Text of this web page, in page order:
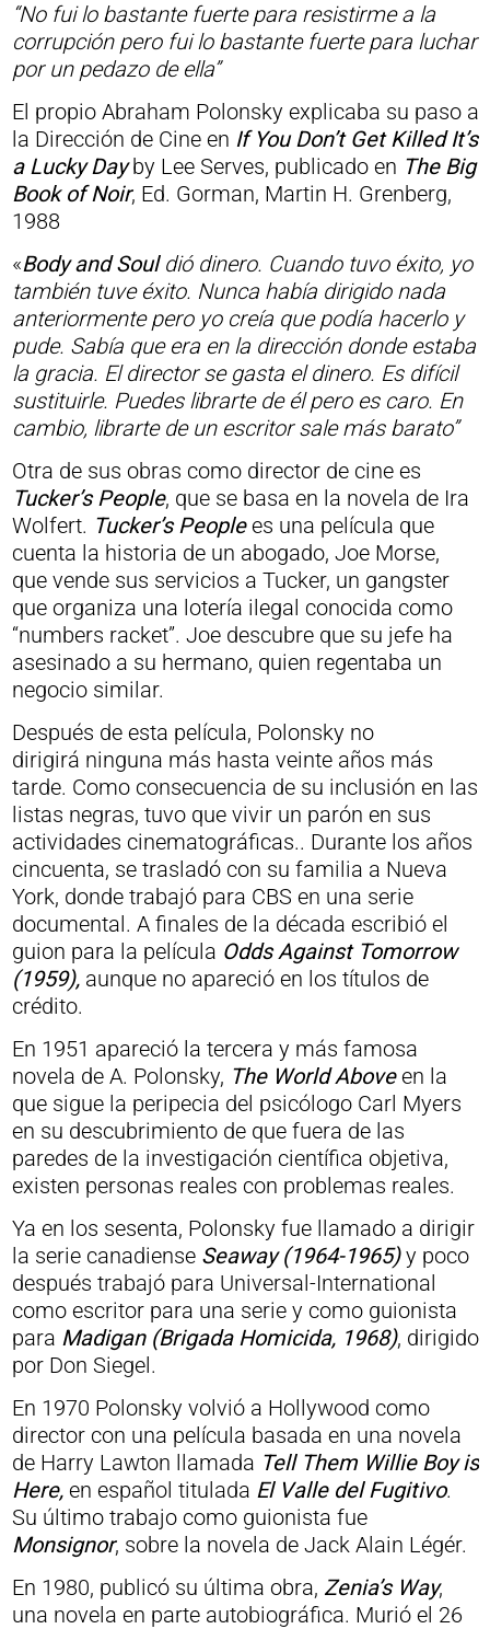
“No fui lo bastante fuerte para resistirme a la
corrupción pero fui lo bastante fuerte para luchar
por un pedazo de ella”
El propio Abraham Polonsky explicaba su paso a
la Dirección de Cine en If You Don’t Get Killed It’s
a Lucky Dayby Lee Serves, publicado en The Big
Book of Noir, Ed. Gorman, Martin H. Grenberg,
1988
«Body and Souldió dinero. Cuando tuvo éxito, yo
también tuve éxito. Nunca había dirigido nada
anteriormente pero yo creía que podía hacerlo y
pude. Sabía que era en la dirección donde estaba
la gracia. El director se gasta el dinero. Es difícil
sustituirle. Puedes librarte de él pero es caro. En
cambio, librarte de un escritor sale más barato”
Otra de sus obras como director de cine es
Tucker’s People, que se basa en la novela de Ira
Wolfert. Tucker’s Peoplees una película que
cuenta la historia de un abogado, Joe Morse,
que vende sus servicios a Tucker, un gangster
que organiza una lotería ilegal conocida como
“numbers racket”. Joe descubre que su jefe ha
asesinado a su hermano, quien regentaba un
negocio similar.
Después de esta película, Polonsky no
dirigirá ninguna más hasta veinte años más
tarde. Como consecuencia de su inclusión en las
listas negras, tuvo que vivir un parón en sus
actividades cinematográficas.. Durante los años
cincuenta, se trasladó con su familia a Nueva
York, donde trabajó para CBS en una serie
documental. A finales de la década escribió el
guion para la película Odds Against Tomorrow
(1959), aunque no apareció en los títulos de
crédito.
En 1951 apareció la tercera y más famosa
novela de A. Polonsky, The World Aboveen la
que sigue la peripecia del psicólogo Carl Myers
en su descubrimiento de que fuera de las
paredes de la investigación científica objetiva,
existen personas reales con problemas reales.
Ya en los sesenta, Polonsky fue llamado a dirigir
la serie canadiense Seaway (1964-1965)y poco
después trabajó para Universal-International
como escritor para una serie y como guionista
para Madigan (Brigada Homicida, 1968), dirigido
por Don Siegel.
En 1970 Polonsky volvió a Hollywood como
director con una película basada en una novela
de Harry Lawton llamada Tell Them Willie Boy is
Here, en español titulada El Valle del Fugitivo.
Su último trabajo como guionista fue
Monsignor, sobre la novela de Jack Alain Légér.
En 1980, publicó su última obra, Zenia’s Way,
una novela en parte autobiográfica. Murió el 26